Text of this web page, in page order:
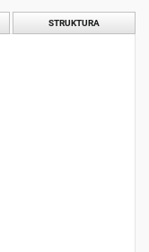
STRUKTURA